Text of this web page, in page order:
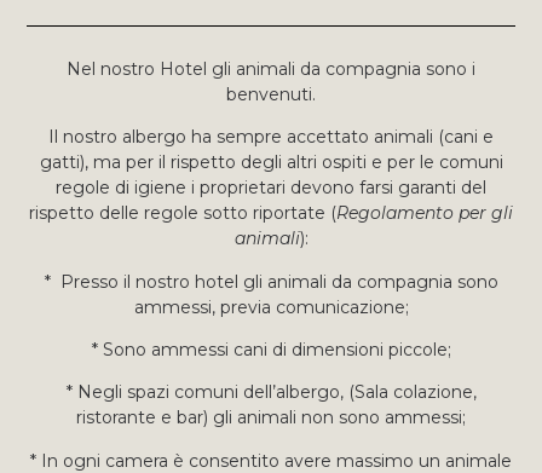
Nel nostro Hotel gli animali da compagnia sono i
benvenuti.
Il nostro albergo ha sempre accettato animali (cani e
gatti), ma per il rispetto degli altri ospiti e per le comuni
regole di igiene i proprietari devono farsi garanti del
rispetto delle regole sotto riportate (Regolamento per gli
animali):
* Presso il nostro hotel gli animali da compagnia sono
ammessi, previa comunicazione;
* Sono ammessi cani di dimensioni piccole;
* Negli spazi comuni dell’albergo, (Sala colazione,
ristorante e bar) gli animali non sono ammessi;
* In ogni camera è consentito avere massimo un animale